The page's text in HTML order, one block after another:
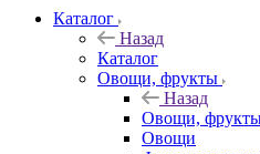
Каталог
Назад
Каталог
Овощи, фрукты
Назад
Овощи,
Овощи